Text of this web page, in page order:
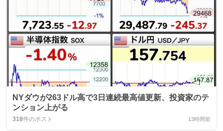
NYダウが263ドル高で3日連続最高値更新、投資家のテ
ンション上がる
318件のポスト 13時間前